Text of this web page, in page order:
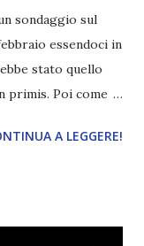
sondaggio sul
essendoci in
stato quello
primis. Poi come
storie d'amore
A LEGGERE!